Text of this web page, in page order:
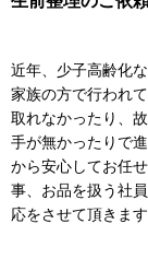
近年、少子高齢化
家族の方で行われ
取れなかったり、
手が無かったりで
から安心してお任
事、お品を扱う社
応をさせて頂きます